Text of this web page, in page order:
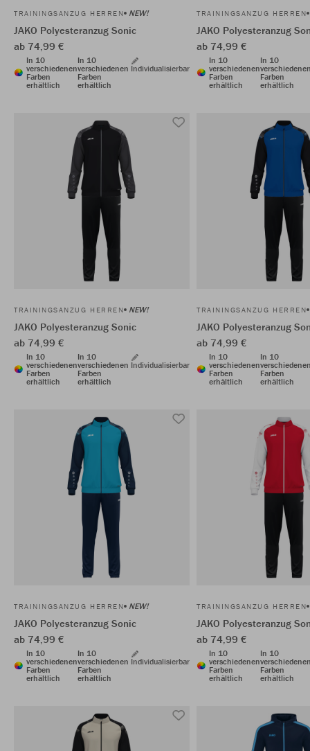
TRAININGSANZUG HERREN NEW!
JAKO Polyesteranzug Sonic
ab 74,99 €
In 10
verschiedenen
Farben
erhältlich
In 10
verschiedenen
Farben
erhältlich
Individualisierbar
TRAININGSANZUG HERREN
JAKO Polyesteranzug
ab 74,99 €
In 10
verschiedenen
Farben
erhältlich
In 10
Farben
erhältlich
TRAININGSANZUG HERREN NEW!
JAKO Polyesteranzug Sonic
ab 74,99 €
In 10
verschiedenen
Farben
erhältlich
In 10
verschiedenen
Farben
erhältlich
Individualisierbar
TRAININGSANZUG HERREN
JAKO Polyesteranzug
ab 74,99 €
In 10
verschiedenen
Farben
erhältlich
In 10
Farben
erhältlich
TRAININGSANZUG HERREN NEW!
JAKO Polyesteranzug Sonic
ab 74,99 €
In 10
verschiedenen
Farben
erhältlich
In 10
verschiedenen
Farben
erhältlich
Individualisierbar
TRAININGSANZUG HERREN
JAKO Polyesteranzug
ab 74,99 €
In 10
verschiedenen
Farben
erhältlich
In 10
Farben
erhältlich